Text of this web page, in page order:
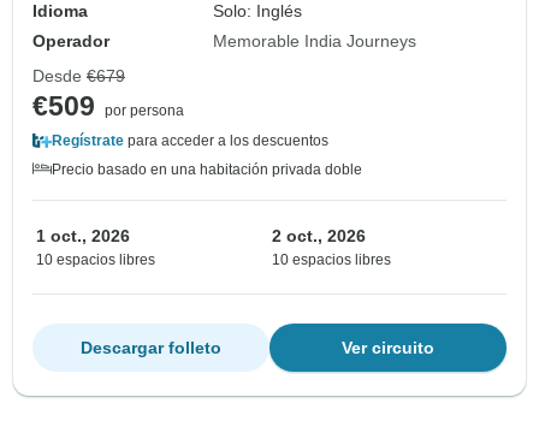
Idioma
Solo: Inglés
Operador
Memorable India Journeys
Desde €679
€509
por persona
Regístrate para acceder a los descuentos
Precio basado en una habitación privada doble
1 oct., 2026
10 espacios libres
2 oct., 2026
10 espacios libres
Ver circuito
Descargar folleto